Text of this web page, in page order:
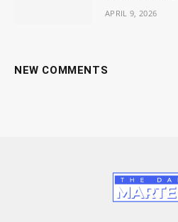
APRIL 9, 2026
NEW COMMENTS